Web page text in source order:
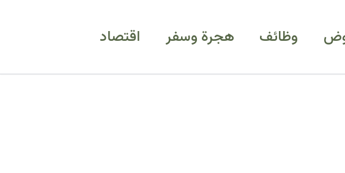
وظائف هجرة وسفر اقتصاد